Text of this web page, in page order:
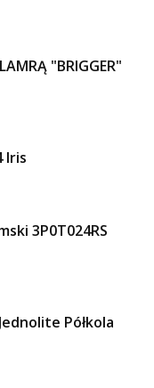
"BRIGGER"
Iris
3P0T024RS
Półkola